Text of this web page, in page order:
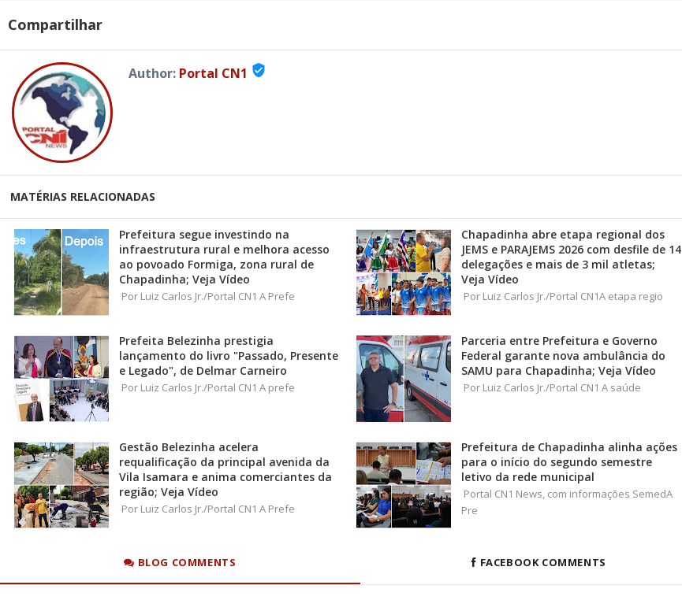
Compartilhar
Author: Portal CN1 verified_user
MATÉRIAS RELACIONADAS
Prefeitura segue investindo na
infraestrutura rural e melhora acesso
ao povoado Formiga, zona rural de
Chapadinha; Veja Vídeo
Por Luiz Carlos Jr./Portal CN1 A Prefe
Chapadinha abre etapa regional dos
JEMS e PARAJEMS 2026 com desfile de 14
delegações e mais de 3 mil atletas;
Veja Vídeo
Por Luiz Carlos Jr./Portal CN1A etapa regio
Prefeita Belezinha prestigia
lançamento do livro "Passado, Presente
e Legado", de Delmar Carneiro
Por Luiz Carlos Jr./Portal CN1 A prefe
Parceria entre Prefeitura e Governo
Federal garante nova ambulância do
SAMU para Chapadinha; Veja Vídeo
Por Luiz Carlos Jr./Portal CN1 A saúde
Gestão Belezinha acelera
requalificação da principal avenida da
Vila Isamara e anima comerciantes da
região; Veja Vídeo
Por Luiz Carlos Jr./Portal CN1 A Prefe
Prefeitura de Chapadinha alinha ações
para o início do segundo semestre
letivo da rede municipal
Portal CN1 News, com informações SemedA
Pre
BLOG COMMENTS FACEBOOK COMMENTS